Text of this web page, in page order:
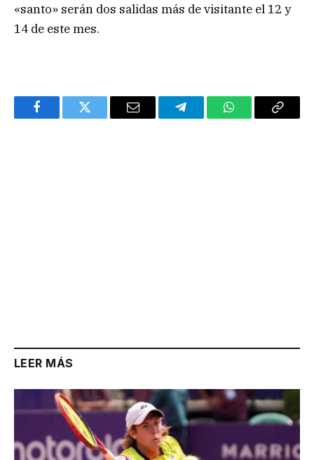
«santo» serán dos salidas más de visitante el 12 y
14 de este mes.
FacebookTwitter Email TelegramWhatsAppCopy
LEER MÁS